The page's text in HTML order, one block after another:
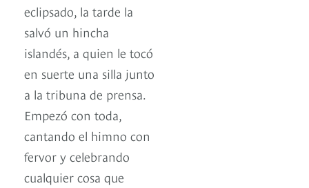
eclipsado, la tarde la
salvó un hincha
islandés, a quien le tocó
en suerte una silla junto
a la tribuna de prensa.
Empezó con toda,
cantando el himno con
fervor y celebrando
cualquier cosa que